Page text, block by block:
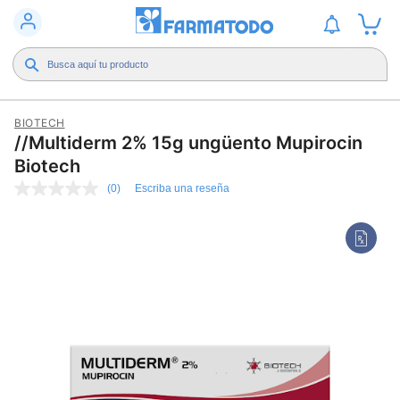
BIOTECH
//Multiderm 2% 15g ungüento Mupirocin
Biotech
(0) Escriba una reseña